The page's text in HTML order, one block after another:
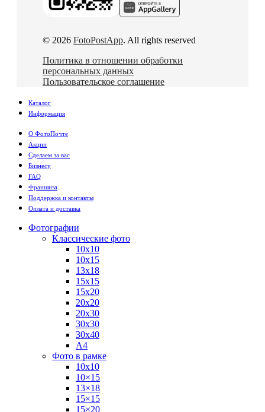
© 2026 FotoPostApp. All rights reserved
Политика в отношении обработки
персональных данных
Пользовательское соглашение
Каталог
Информация
О ФотоПочте
Акции
Сделаем за вас
Бизнесу
FAQ
Франшиза
Поддержка и контакты
Оплата и доставка
Фотографии
Классические фото
10х10
10х15
13х18
15х15
15х20
20х20
20х30
30х30
30х40
А4
Фото в рамке
10х10
10×15
13×18
15×15
15×20